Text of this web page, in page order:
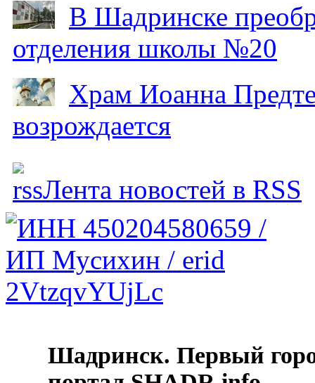
В Шадринске
отделения школы №20
Храм Иоанна
возрождается
Лента новостей в RSS
Шадринск. Первый